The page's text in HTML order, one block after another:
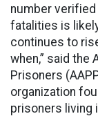
number verified
fatalities is
continues to
when,” said
Prisoners
organization
prisoners living